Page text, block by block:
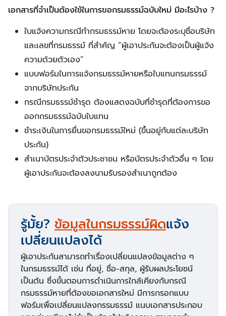
เอกสารที่จำเป็นต้องใช้ในการขอกรมธรรม์ฉบับใหม่ มีอะไรบ้าง ?
ใบแจ้งความกรณีทำกรมธรรม์หาย โดยจะต้องระบุชื่อบริษัท
และเลขที่กรมธรรม์ ที่สำคัญ “ผู้เอาประกันจะต้องเป็นผู้แจ้ง
ความด้วยตัวเอง”
แบบฟอร์มในการแจ้งกรมธรรม์หายหรือใบแทนกรมธรรม์
จากบริษัทประกัน
กรณีกรมธรรม์ชำรุด ต้องแสดงฉบับที่ชำรุดที่ต้องการขอ
ออกกรมธรรม์ฉบับใบแทน
ชำระเงินในการยื่นขอกรมธรรม์ใหม่ (ขึ้นอยู่กับแต่ละบริษัท
ประกัน)
สำเนาบัตรประจำตัวประชาชน หรือบัตรประจำตัวอื่น ๆ โดย
ผู้เอาประกันจะต้องลงนามรับรองสำเนาถูกต้อง
รู้มั้ย? ข้อมูลในกรมธรรม์ผิดแจ้ง
เปลี่ยนแปลงได้
ผู้เอาประกันสามารถทำเรื่องเปลี่ยนแปลงข้อมูลต่าง ๆ
ในกรมธรรม์ได้ เช่น ที่อยู่, ชื่อ-สกุล, ผู้รับผลประโยชน์
เป็นต้น ซึ่งขั้นตอนการดำเนินการใกล้เคียงกับกรณี
กรมธรรม์หายที่ต้องขอเอกสารใหม่ มีการกรอกแบบ
ฟอร์มเพื่อเปลี่ยนแปลงกรรมธรรม์ แนบเอกสารประกอบ